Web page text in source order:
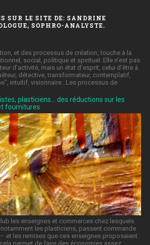
SUR LE SITE DE: SANDRINE
SOPHRO-ANALYSTE.
et des processus de création, touche à la
social, politique et spirituel. Elle n’est pas
d’activité, mais un état d’esprit, celui d’être à
détective, transformateur, contemplatif,
intuitif, visionnaire…Les processus de
plasticiens… des réductions sur les
fournitures
les enseignes et commerces chez lesquels
les plasticiens, passent commande
et les remises que ces enseignes proposaient.
permet de faire des économies assez